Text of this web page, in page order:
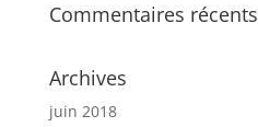
Commentaires récents
Archives
juin 2018